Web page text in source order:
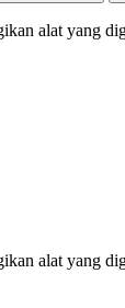
alat yang
alat yang